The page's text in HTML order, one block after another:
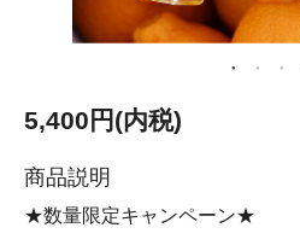
5,400円(内税)
商品説明
★数量限定キャンペーン★